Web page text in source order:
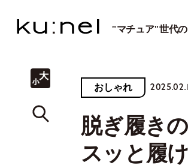
"マチュア"世代の
おしゃれ
脱ぎ履き
スッと履